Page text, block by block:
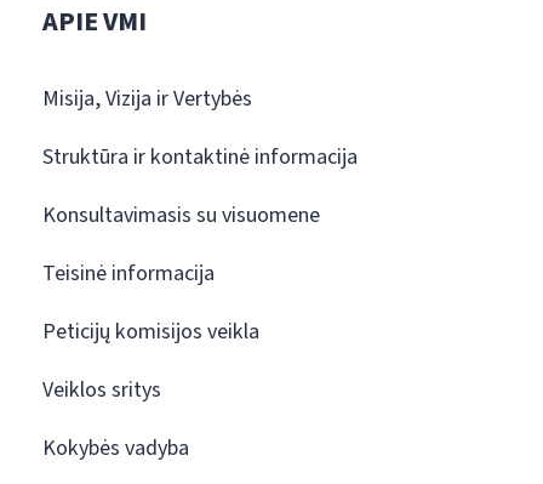
APIE VMI
Misija, Vizija ir Vertybės
Struktūra ir kontaktinė informacija
Konsultavimasis su visuomene
Teisinė informacija
Peticijų komisijos veikla
Veiklos sritys
Kokybės vadyba